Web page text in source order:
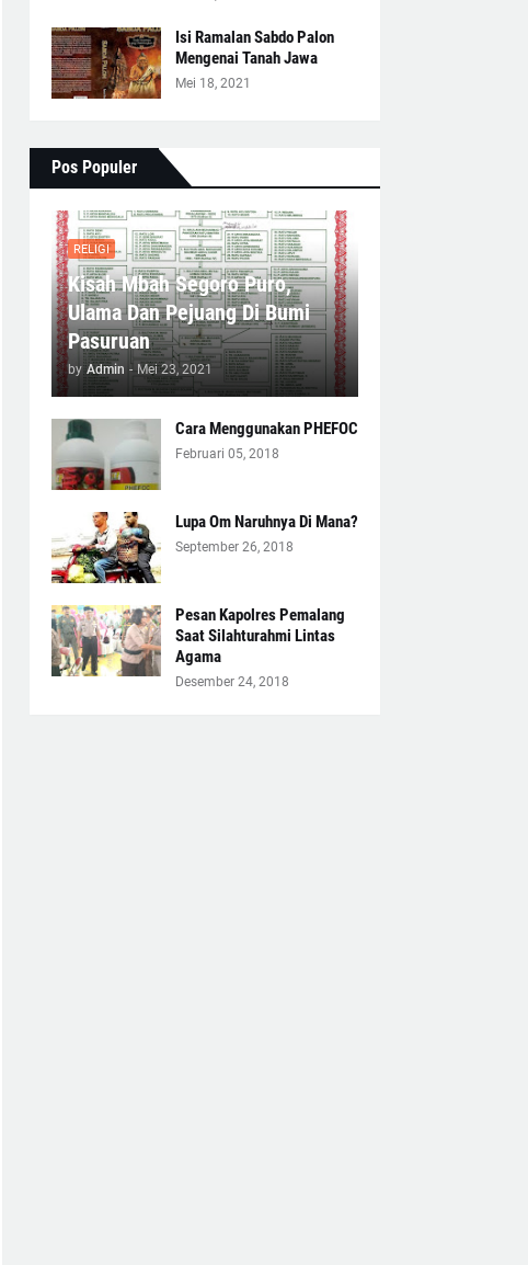
Isi Ramalan Sabdo Palon
Mengenai Tanah Jawa
Mei 18, 2021
Pos Populer
RELIGI
Kisah Mbah Segoro Puro,
Ulama Dan Pejuang Di Bumi
Pasuruan
by Admin - Mei 23, 2021
Cara Menggunakan PHEFOC
Februari 05, 2018
Lupa Om Naruhnya Di Mana?
September 26, 2018
Pesan Kapolres Pemalang
Saat Silahturahmi Lintas
Agama
Desember 24, 2018